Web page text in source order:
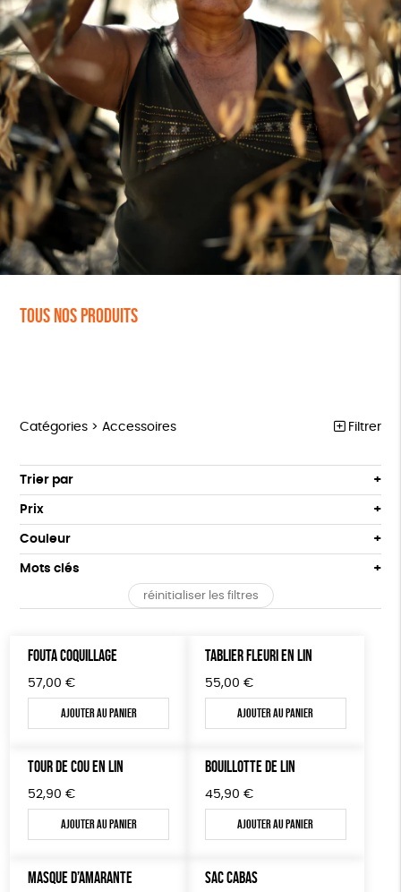
Tous nos produits
Catégories > Accessoires Filtrer
ÉQUITABLE
ÉPICERIE
MAISON
ACCESSOIRES
BIEN-ÊTRE
TOUT
Trier par
Par défaut
Popularité
Prix : du - cher au + cher
Prix : du + cher au - cher
Prix
Tous
0 € - 50 €
Couleur
Blanc Pur
vert
vert amande violet
Mots clés
Fabriqué en France Agriculture Biologique
Fabriqué en Espagne
réinitialiser les filtres
FOUTA COQUILLAGE
57,00 €
Ajouter au panier
TABLIER FLEURI EN LIN
55,00 €
Ajouter au panier
TOUR DE COU EN LIN
52,90 €
Ajouter au panier
BOUILLOTTE DE LIN
45,90 €
Ajouter au panier
MASQUE D’AMARANTE SAC CABAS